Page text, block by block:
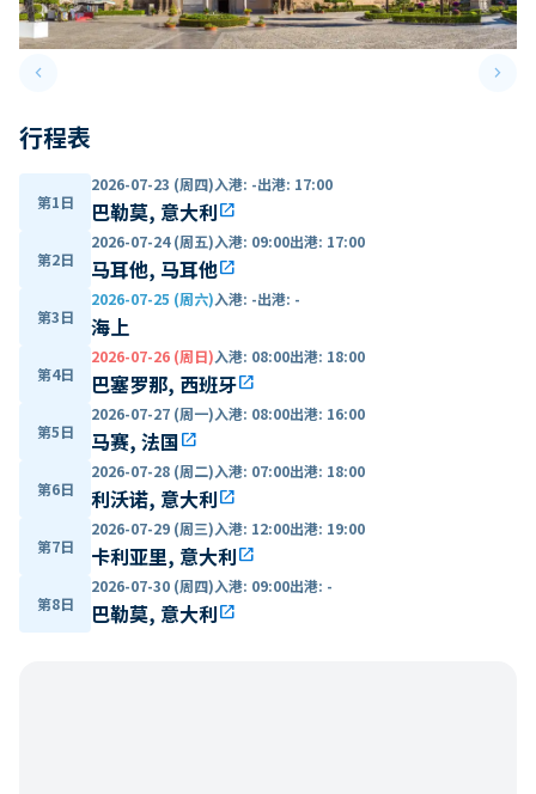
keyboard_arrow_leftPrevious slide keyboard_arrow_right
行程表
第1日
2026-07-23 (周四)入港: -出港: 17:00
巴勒莫, 意大利open_in_new
第2日
2026-07-24 (周五)入港: 09:00出港: 17:00
马耳他, 马耳他open_in_new
第3日
2026-07-25 (周六)入港: -出港: -
海上
第4日
2026-07-26 (周日)入港: 08:00出港: 18:00
巴塞罗那, 西班牙open_in_new
第5日
2026-07-27 (周一)入港: 08:00出港: 16:00
马赛, 法国open_in_new
第6日
2026-07-28 (周二)入港: 07:00出港: 18:00
利沃诺, 意大利open_in_new
第7日
2026-07-29 (周三)入港: 12:00出港: 19:00
卡利亚里, 意大利open_in_new
第8日
2026-07-30 (周四)入港: 09:00出港: -
巴勒莫, 意大利open_in_new